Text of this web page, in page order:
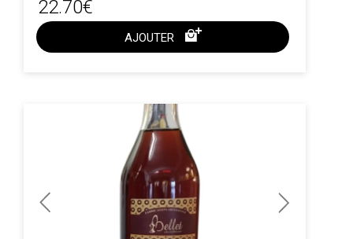
22.70€
AJOUTER
ACHAT EXPRESS
Previous Next